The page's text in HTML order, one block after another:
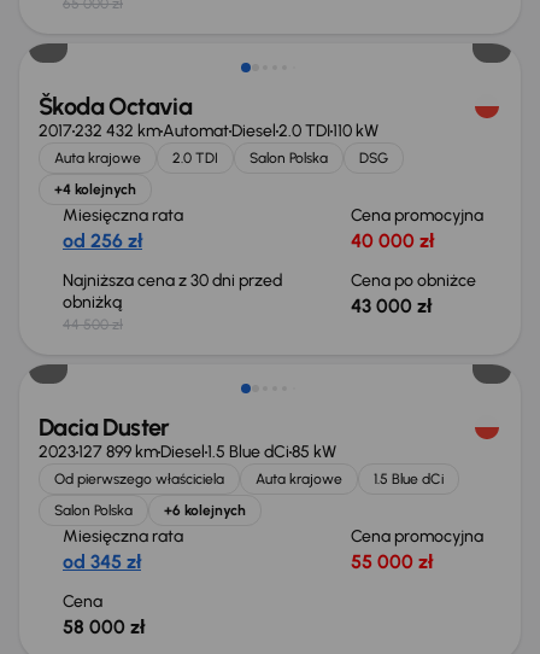
65 000 zł
Taniej o 1 500 zł
Škoda Octavia
2017232 432 kmAutomatDiesel2.0 TDI110 kW
Auta krajowe 2.0 TDI Salon Polska
DSG
+4 kolejnych
Miesięczna rata
od 256 zł
Cena promocyjna
40 000 zł
Najniższa cena z 30 dni przed
obniżką
44 500 zł
Cena po obniżce
43 000 zł
Możliwość odliczenia VAT
Dacia Duster
2023127 899 kmDiesel1.5 Blue dCi85 kW
Od pierwszego właściciela Auta krajowe
1.5 Blue dCi
Salon Polska
+6 kolejnych
Miesięczna rata
od 345 zł
Cena promocyjna
55 000 zł
Cena
58 000 zł
Taniej o 700 zł